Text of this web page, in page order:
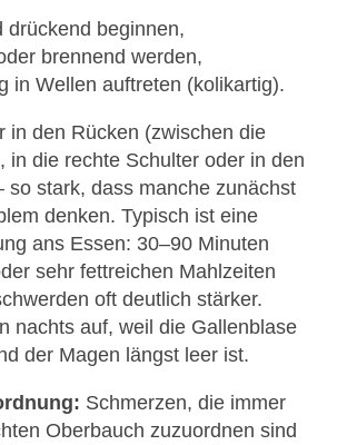
drückend beginnen,
brennend werden,
in Wellen auftreten (kolikartig).
in den Rücken (zwischen die
in die rechte Schulter oder in den
so stark, dass manche zunächst
denken. Typisch ist eine
ans Essen: 30–90 Minuten
sehr fettreichen Mahlzeiten
oft deutlich stärker.
nachts auf, weil die Gallenblase
der Magen längst leer ist.
Schmerzen, die immer
Oberbauch zuzuordnen sind